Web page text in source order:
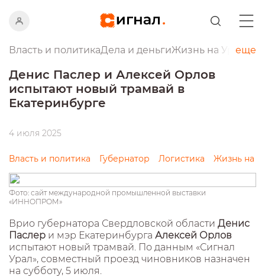
Власть и политикаДела и деньгиЖизнь на Урале
еще
Денис Паслер и Алексей Орлов
испытают новый трамвай в
Екатеринбурге
4 июля 2025
Власть и политика Губернатор Логистика Жизнь на
Фото: сайт международной промышленной выставки
«ИННОПРОМ»
Врио губернатора Свердловской области Денис
Паслер и мэр Екатеринбурга Алексей Орлов
испытают новый трамвай. По данным «Сигнал
Урал», совместный проезд чиновников назначен
на субботу, 5 июля.